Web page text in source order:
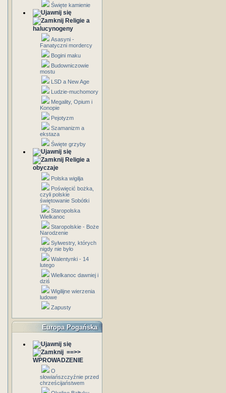
Święte kamienie
Religie a
halucynogeny
Asasyni -
Fanatyczni mordercy
Bogini maku
Budowniczowie
mostu
LSD a New Age
Ludzie-muchomory
Megality, Opium i
Konopie
Pejotyzm
Szamanizm a
ekstaza
Święte grzyby
Religie a
obyczaje
Polska wigilja
Poświęcić bożka,
czyli polskie
świętowanie Sobótki
Staropolska
Wielkanoc
Staropolskie - Boże
Narodzenie
Sylwestry, których
nigdy nie było
Walentynki - 14
lutego
Wielkanoc dawniej i
dziś
Wigilijne wierzenia
ludowe
Zapusty
Europa Pogańska
==>>
WPROWADZENIE
O
słowiańszczyźnie przed
chrześcijaństwem